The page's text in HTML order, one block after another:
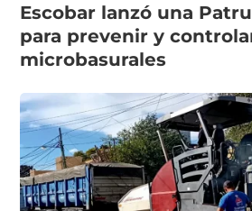
Escobar lanzó una
para prevenir y
microbasurales